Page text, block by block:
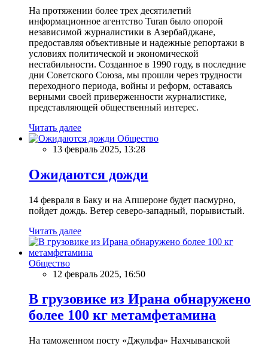
На протяжении более трех десятилетий
информационное агентство Turan было опорой
независимой журналистики в Азербайджане,
предоставляя объективные и надежные репортажи в
условиях политической и экономической
нестабильности. Созданное в 1990 году, в последние
дни Советского Союза, мы прошли через трудности
переходного периода, войны и реформ, оставаясь
верными своей приверженности журналистике,
представляющей общественный интерес.
Читать далее
Общество
13 февраль 2025, 13:28
Ожидаются дожди
14 февраля в Баку и на Апшероне будет пасмурно,
пойдет дождь. Ветер северо-западный, порывистый.
Читать далее
Общество
12 февраль 2025, 16:50
В грузовике из Ирана обнаружено
более 100 кг метамфетамина
На таможенном посту «Джульфа» Нахчыванской